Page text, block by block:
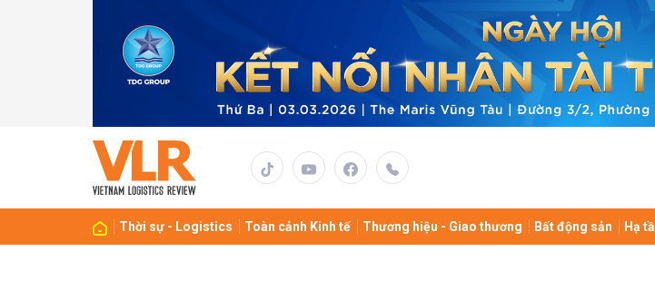
Thời sự - Logistics Toàn cảnh Kinh tế Thương hiệu - Giao thương Bất động sản Hạ